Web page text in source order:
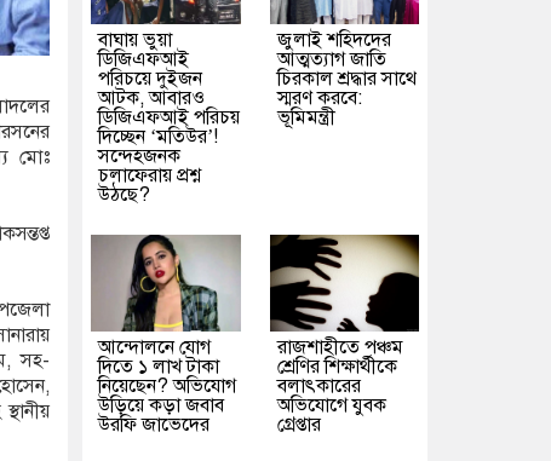
মোঃ
সহ-
বাঘায় ভুয়া
ডিজিএফআই
পরিচয়ে দুইজন
আটক, আবারও
ডিজিএফআই পরিচয়
দিচ্ছেন ‘মতিউর’!
সন্দেহজনক
চলাফেরায় প্রশ্ন
উঠছে?
জুলাই শহিদদের
আত্মত্যাগ জাতি
চিরকাল শ্রদ্ধার সাথে
স্মরণ করবে:
ভূমিমন্ত্রী
আন্দোলনে যোগ
দিতে ১ লাখ টাকা
নিয়েছেন? অভিযোগ
উড়িয়ে কড়া জবাব
উরফি জাভেদের
রাজশাহীতে পঞ্চম
শ্রেণির শিক্ষার্থীকে
বলাৎকারের
অভিযোগে যুবক
গ্রেপ্তার